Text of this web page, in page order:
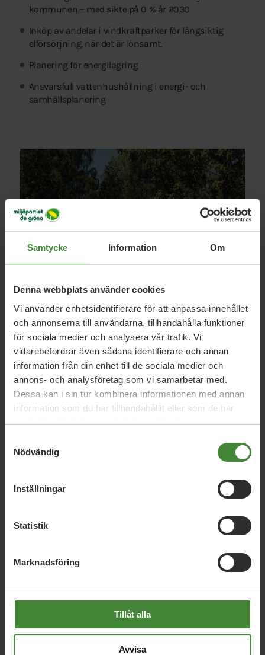
Samtycke Information Om
Denna webbplats använder cookies
Vi använder enhetsidentifierare för att anpassa innehållet
och annonserna till användarna, tillhandahålla funktioner
för sociala medier och analysera vår trafik. Vi
vidarebefordrar även sådana identifierare och annan
information från din enhet till de sociala medier och
annons- och analysföretag som vi samarbetar med.
Dessa kan i sin tur kombinera informationen med annan
information som du har tillhandahållit eller som de har
samlat in när du har använt deras tjänster.
Nödvändig
Inställningar
Statistik
Marknadsföring
Tillåt alla
Avvisa
kommunen – med sikte på 0 % år 2030
Inköp av andelar i vindkraftparker för långsiktig
elförsörjning, när det är lönsamt.
Planering för energilagring
Ansvarsfull vattenhushållning i energi- och
samhällsplanering
Motionen i sin helhet
Motion – hållbar energiförsörjning
0.1 MB PDF
frågor
Avfall